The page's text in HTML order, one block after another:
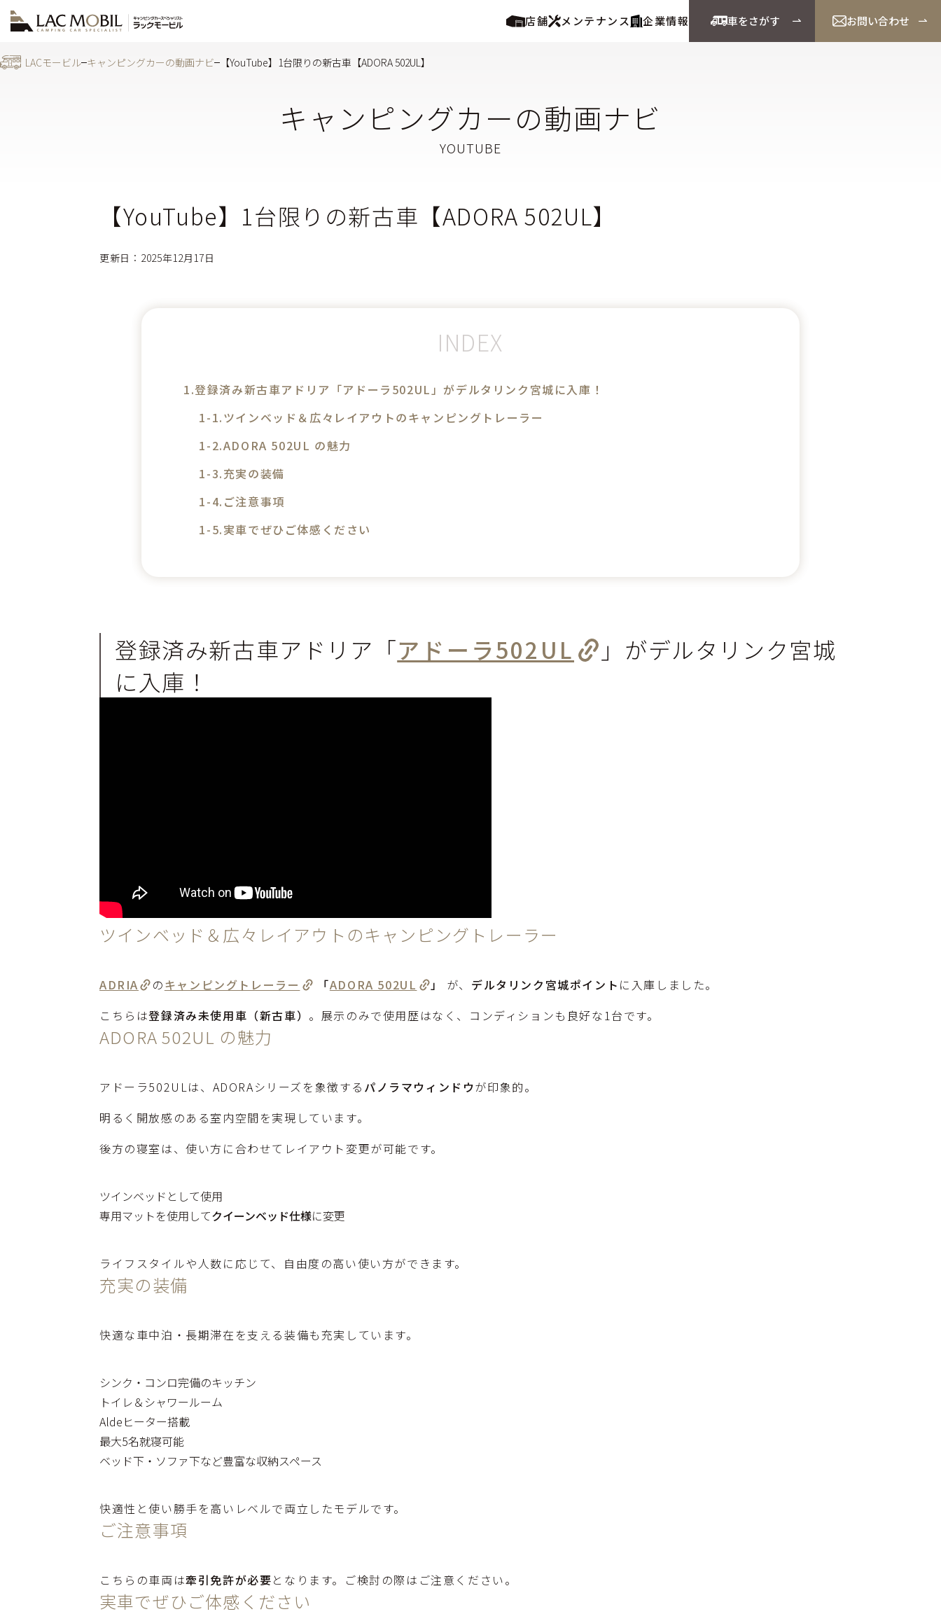
店舗 メンテナンス 企業情報 車をさがす お問い合わせ
LACモービル キャンピングカーの動画ナビ 【YouTube】1台限りの新古車【ADORA 502UL】
キャンピングカーの動画ナビ
【YouTube】1台限りの新古車【ADORA 502UL】
更新日：2025年12月17日
登録済み新古車アドリア「アドーラ502UL」がデルタリンク宮城に入庫！
ツインベッド＆広々レイアウトのキャンピングトレーラー
ADORA 502UL の魅力
充実の装備
ご注意事項
実車でぜひご体感ください
登録済み新古車アドリア「アドーラ502UL
」がデルタリンク宮城
に入庫！
ツインベッド＆広々レイアウトのキャンピングトレーラー
ADRIA のキャンピングトレーラー 「ADORA 502UL 」 が、 デルタリンク宮城ポイント に入庫しました。
こちらは登録済み未使用車（新古車） 。展示のみで使用歴はなく、コンディションも良好な1台です。
ADORA 502UL の魅力
アドーラ502ULは、ADORAシリーズを象徴する パノラマウィンドウが印象的。
明るく開放感のある室内空間を実現しています。
後方の寝室は、使い方に合わせてレイアウト変更が可能です。
ツインベッドとして使用
専用マットを使用してクイーンベッド仕様に変更
ライフスタイルや人数に応じて、自由度の高い使い方ができます。
充実の装備
快適な車中泊・長期滞在を支える装備も充実しています。
シンク・コンロ完備のキッチン
トイレ＆シャワールーム
Aldeヒーター搭載
最大5名就寝可能
ベッド下・ソファ下など豊富な収納スペース
快適性と使い勝手を高いレベルで両立したモデルです。
ご注意事項
こちらの車両は牽引免許が必要となります。ご検討の際はご注意ください。
実車でぜひご体感ください